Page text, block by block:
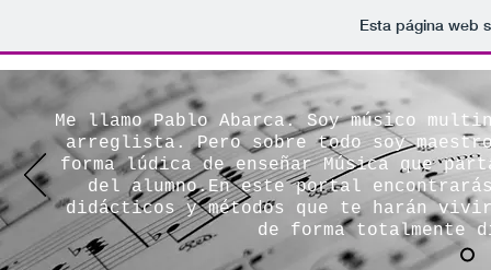
Esta página web
Me llamo Pablo Abarca. Soy músico
arreglista. Pero sobre todo soy
forma lúdica de enseñar Música que
del alumno.En este portal
didácticos y métodos que te harán
de forma totalmente